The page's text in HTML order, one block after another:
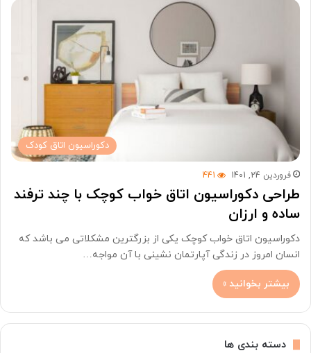
دکوراسیون اتاق کودک
فروردین 24, 1401 441
طراحی دکوراسیون اتاق خواب کوچک با چند ترفند
ساده و ارزان
دکوراسیون اتاق خواب کوچک یکی از بزرگترین مشکلاتی می باشد که
انسان امروز در زندگی آپارتمان نشینی با آن مواجه…
بیشتر بخوانید »
دسته بندی ها